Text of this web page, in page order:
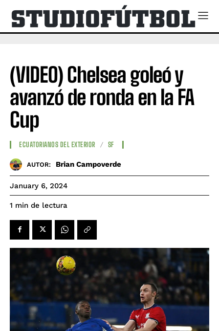
(VIDEO) Chelsea goleó y
avanzó de ronda en la FA
Cup
ECUATORIANOS DEL EXTERIOR SF
AUTOR: Brian Campoverde
January 6, 2024
1 min de lectura